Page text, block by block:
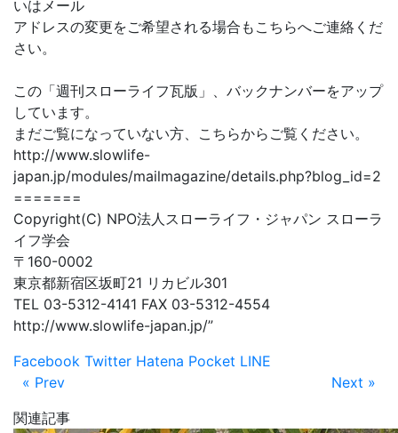
いはメール
アドレスの変更をご希望される場合もこちらへご連絡くだ
さい。
この「週刊スローライフ瓦版」、バックナンバーをアップ
しています。
まだご覧になっていない方、こちらからご覧ください。
http://www.slowlife-
japan.jp/modules/mailmagazine/details.php?blog_id=2
=======
Copyright(C) NPO法人スローライフ・ジャパン スローラ
イフ学会
〒160-0002
東京都新宿区坂町21 リカビル301
TEL 03-5312-4141 FAX 03-5312-4554
http://www.slowlife-japan.jp/”
Facebook Twitter Hatena Pocket LINE
« Prev
Next »
関連記事